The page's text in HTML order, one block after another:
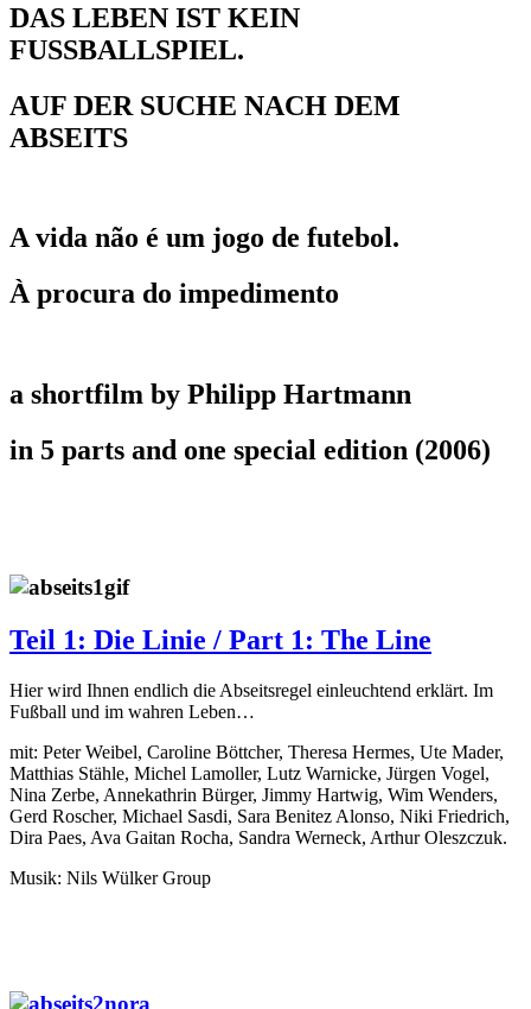
DAS LEBEN IST KEIN
FUSSBALLSPIEL.
AUF DER SUCHE NACH DEM
ABSEITS
A vida não é um jogo de futebol.
À procura do impedimento
a shortfilm by Philipp Hartmann
in 5 parts and one special edition (2006)
Teil 1: Die Linie / Part 1: The Line
Hier wird Ihnen endlich die Abseitsregel einleuchtend erklärt. Im
Fußball und im wahren Leben…
mit: Peter Weibel, Caroline Böttcher, Theresa Hermes, Ute Mader,
Matthias Stähle, Michel Lamoller, Lutz Warnicke, Jürgen Vogel,
Nina Zerbe, Annekathrin Bürger, Jimmy Hartwig, Wim Wenders,
Gerd Roscher, Michael Sasdi, Sara Benitez Alonso, Niki Friedrich,
Dira Paes, Ava Gaitan Rocha, Sandra Werneck, Arthur Oleszczuk.
Musik: Nils Wülker Group